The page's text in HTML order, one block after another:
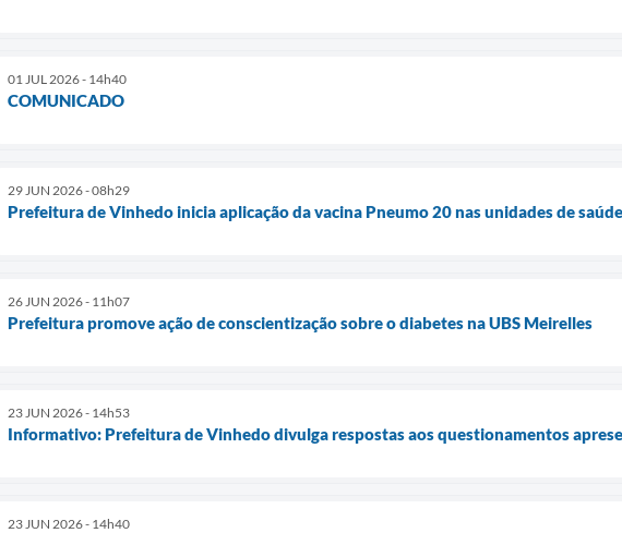
01 JUL 2026 - 14h40
COMUNICADO
29 JUN 2026 - 08h29
Prefeitura de Vinhedo inicia aplicação da vacina Pneumo 20 nas unidades de saúde
26 JUN 2026 - 11h07
Prefeitura promove ação de conscientização sobre o diabetes na UBS Meirelles
23 JUN 2026 - 14h53
Informativo: Prefeitura de Vinhedo divulga respostas aos questionamentos
23 JUN 2026 - 14h40